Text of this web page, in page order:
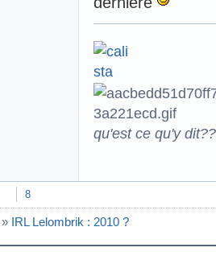
qu'est ce qu'y
8
» IRL Lelombrik : 2010 ?